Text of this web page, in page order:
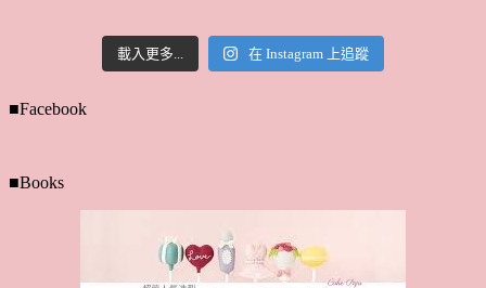
載入更多... 在 Instagram 上追蹤
■Facebook
■Books